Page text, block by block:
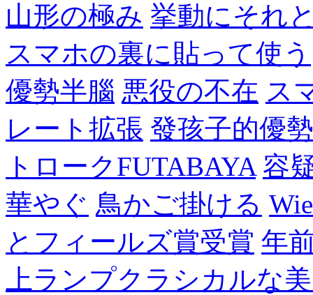
山形の極み 挙動にそれ
スマホの裏に貼って使う
優勢半腦 悪役の不在 ス
レート拡張 發孩子的優
トロークFUTABAYA 容
華やぐ 鳥かご掛ける
とフィールズ賞受賞 年
上ランプクラシカルな